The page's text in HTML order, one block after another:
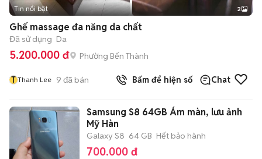
Tin nổi bật 2
Ghế massage đa năng da chất
Đã sử dụng Da
5.200.000 đ Phường Bến Thành
T Thanh Lee 9 đã bán Bấm để hiện số Chat
Samsung S8 64GB Ám màn, lưu ảnh
Mỹ Hàn
Galaxy S8 64 GB Hết bảo hành
700.000 đ